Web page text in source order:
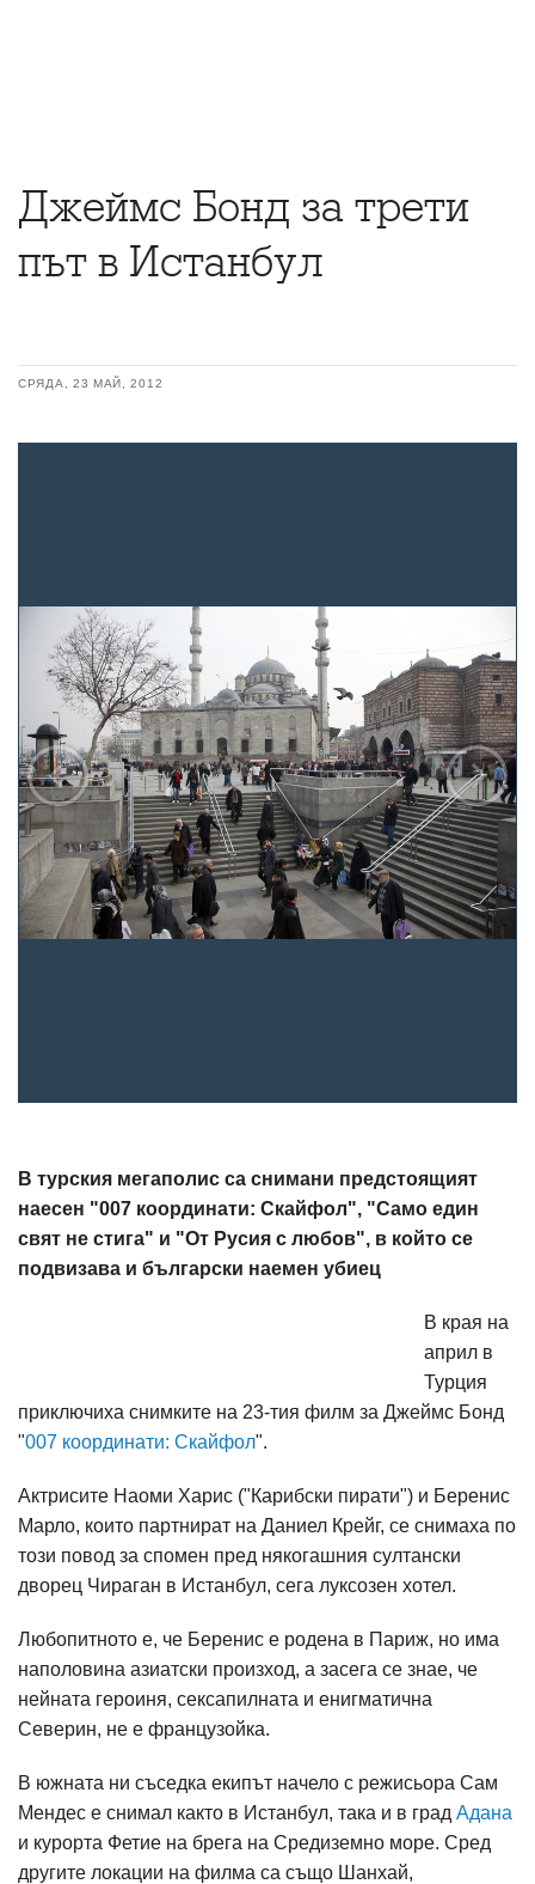
Джеймс Бонд за трети
път в Истанбул
СРЯДА, 23 МАЙ, 2012
В турския мегаполис са снимани предстоящият
наесен "007 координати: Скайфол", "Само един
свят не стига" и "От Русия с любов", в който се
подвизава и български наемен убиец
В края на
април в
Турция
приключиха снимките на 23-тия филм за Джеймс Бонд
"007 координати: Скайфол".
Актрисите Наоми Харис ("Карибски пирати") и Беренис
Марло, които партнират на Даниел Крейг, се снимаха по
този повод за спомен пред някогашния султански
дворец Чираган в Истанбул, сега луксозен хотел.
Любопитното е, че Беренис е родена в Париж, но има
наполовина азиатски произход, а засега се знае, че
нейната героиня, сексапилната и енигматична
Северин, не е французойка.
В южната ни съседка екипът начело с режисьора Сам
Мендес е снимал както в Истанбул, така и в град Адана
и курорта Фетие на брега на Средиземно море. Сред
другите локации на филма са също Шанхай,